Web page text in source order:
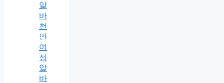
알
바
천
안
여
성
알
바